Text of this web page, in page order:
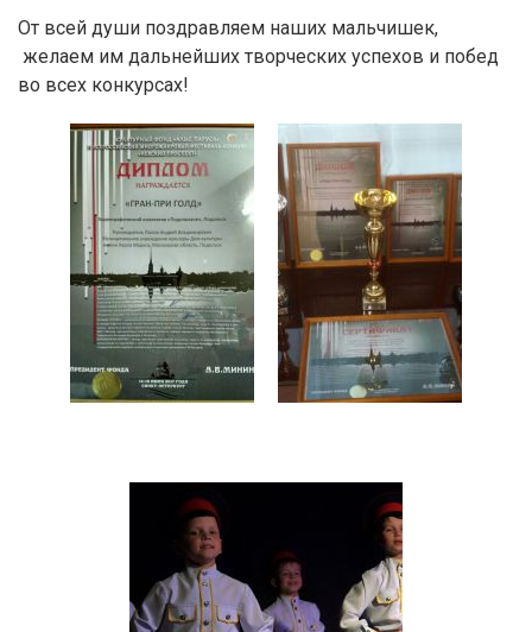
От всей души поздравляем наших мальчишек,
желаем им дальнейших творческих успехов и побед
во всех конкурсах!